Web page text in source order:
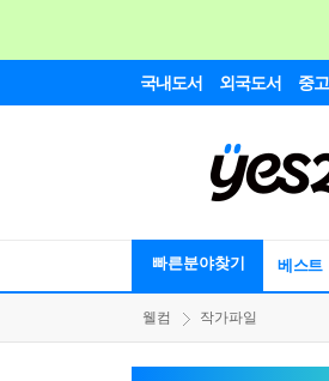
국내도서 외국도서 중
빠른분야찾기 베스트
웰컴 작가파일